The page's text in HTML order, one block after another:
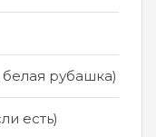
белая рубашка)
есть)